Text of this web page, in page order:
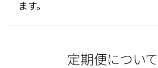
ます。
定期便について